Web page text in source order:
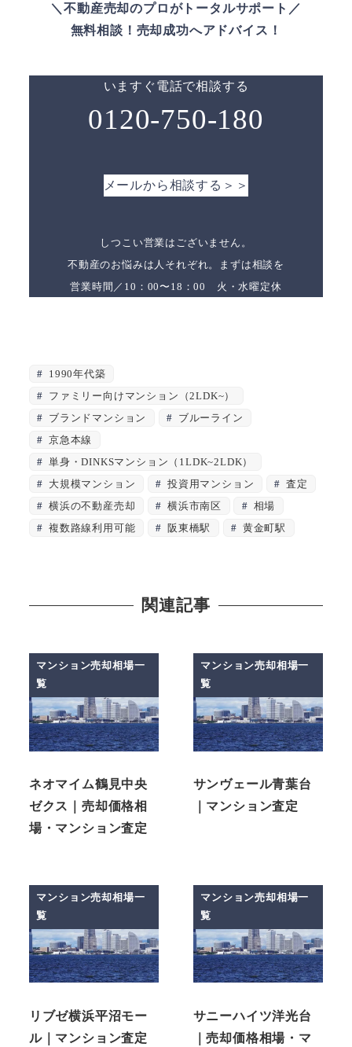
＼不動産売却のプロがトータルサポート／
無料相談！売却成功へアドバイス！
いますぐ電話で相談する
0120-750-180
メールから相談する＞＞
しつこい営業はございません。
不動産のお悩みは人それぞれ。まずは相談を
営業時間／10：00〜18：00 火・水曜定休
1990年代築
ファミリー向けマンション（2LDK~）
ブランドマンション
ブルーライン
京急本線
単身・DINKSマンション（1LDK~2LDK）
大規模マンション
投資用マンション
査定
横浜の不動産売却
横浜市南区
相場
複数路線利用可能
阪東橋駅 黄金町駅
関連記事
マンション売却相場一
覧
ネオマイム鶴見中央
ゼクス｜売却価格相
場・マンション査定
マンション売却相場一
覧
サンヴェール青葉台
｜マンション査定
マンション売却相場一
覧
リブゼ横浜平沼モー
ル｜マンション査定
マンション売却相場一
覧
サニーハイツ洋光台
｜売却価格相場・マ